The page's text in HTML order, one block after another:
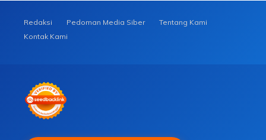
Redaksi Pedoman Media Siber
Tentang Kami
Kontak Kami